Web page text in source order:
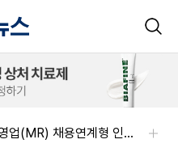
한국오츠카제약(주)-병원영업(MR) 채용연계형 인턴(신입사원) 모집 공고